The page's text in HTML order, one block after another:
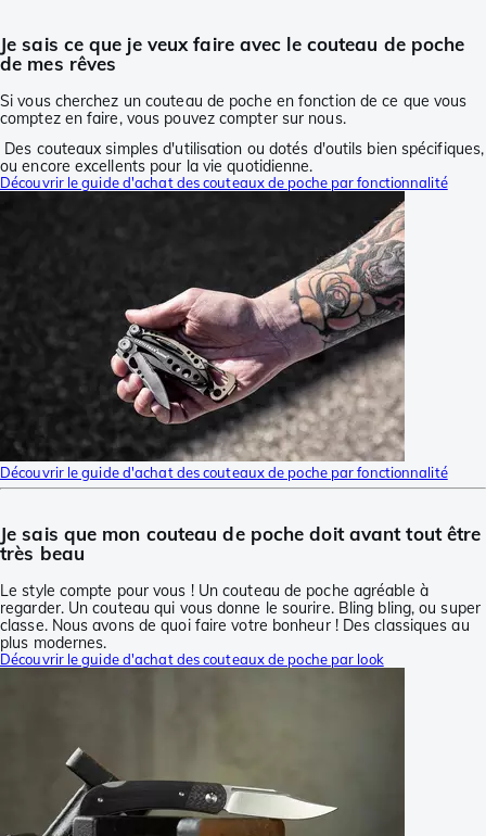
Je sais ce que je veux faire avec le couteau de poche
de mes rêves
Si vous cherchez un couteau de poche en fonction de ce que vous
comptez en faire, vous pouvez compter sur nous.
Des couteaux simples d'utilisation ou dotés d'outils bien spécifiques,
ou encore excellents pour la vie quotidienne.
Découvrir le guide d'achat des couteaux de poche par fonctionnalité
Découvrir le guide d'achat des couteaux de poche par fonctionnalité
Je sais que mon couteau de poche doit avant tout être
très beau
Le style compte pour vous ! Un couteau de poche agréable à
regarder. Un couteau qui vous donne le sourire. Bling bling, ou super
classe. Nous avons de quoi faire votre bonheur ! Des classiques au
plus modernes.
Découvrir le guide d'achat des couteaux de poche par look